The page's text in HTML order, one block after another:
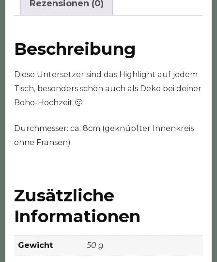
Rezensionen (0)
Beschreibung
Diese Untersetzer sind das Highlight auf jedem
Tisch, besonders schön auch als Deko bei deiner
Boho-Hochzeit 🙂
Durchmesser: ca. 8cm (geknüpfter Innenkreis
ohne Fransen)
Zusätzliche
Informationen
Gewicht 50 g